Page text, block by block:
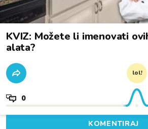
KVIZ: Možete li imenovati
alata?
lol!
0
KOMENTIRAJ